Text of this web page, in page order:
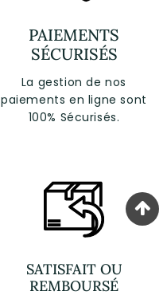
PAIEMENTS
SÉCURISÉS
La gestion de nos
paiements en ligne sont
100% Sécurisés.
SATISFAIT OU
REMBOURSÉ